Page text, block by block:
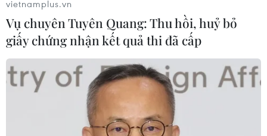
Thủ tướng chỉ thị tăng cường biện pháp
vietnamplus.vn
Vụ chuyên Tuyên Quang: Thu hồi, huỷ bỏ
giấy chứng nhận kết quả thi đã cấp